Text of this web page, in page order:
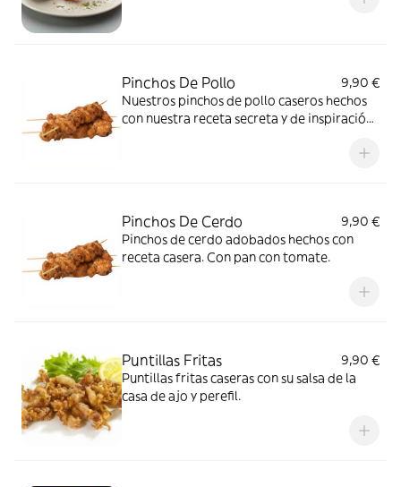
Pinchos De Pollo
9,90 €
Nuestros pinchos de pollo caseros hechos
con nuestra receta secreta y de inspiración
Pinchos De Cerdo
9,90 €
Pinchos de cerdo adobados hechos con
receta casera. Con pan con tomate.
Puntillas Fritas
9,90 €
Puntillas fritas caseras con su salsa de la
casa de ajo y perefil.